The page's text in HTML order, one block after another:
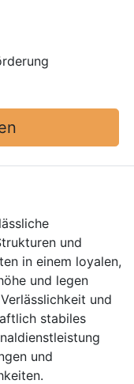
und
in einem loyalen,
und legen
und
stabiles
und